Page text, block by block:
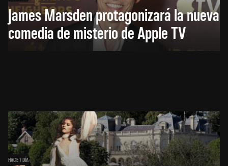
James Marsden protagonizará la nueva
comedia de misterio de Apple TV
HACE 1 DÍA